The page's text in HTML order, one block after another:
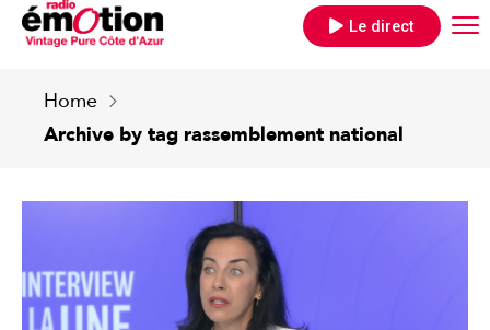
Le direct
Home
Archive by tag rassemblement national